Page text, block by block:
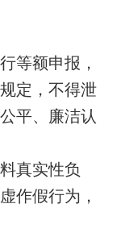
等额申报，
定，不得泄
平、廉洁认
真实性负
作假行为，